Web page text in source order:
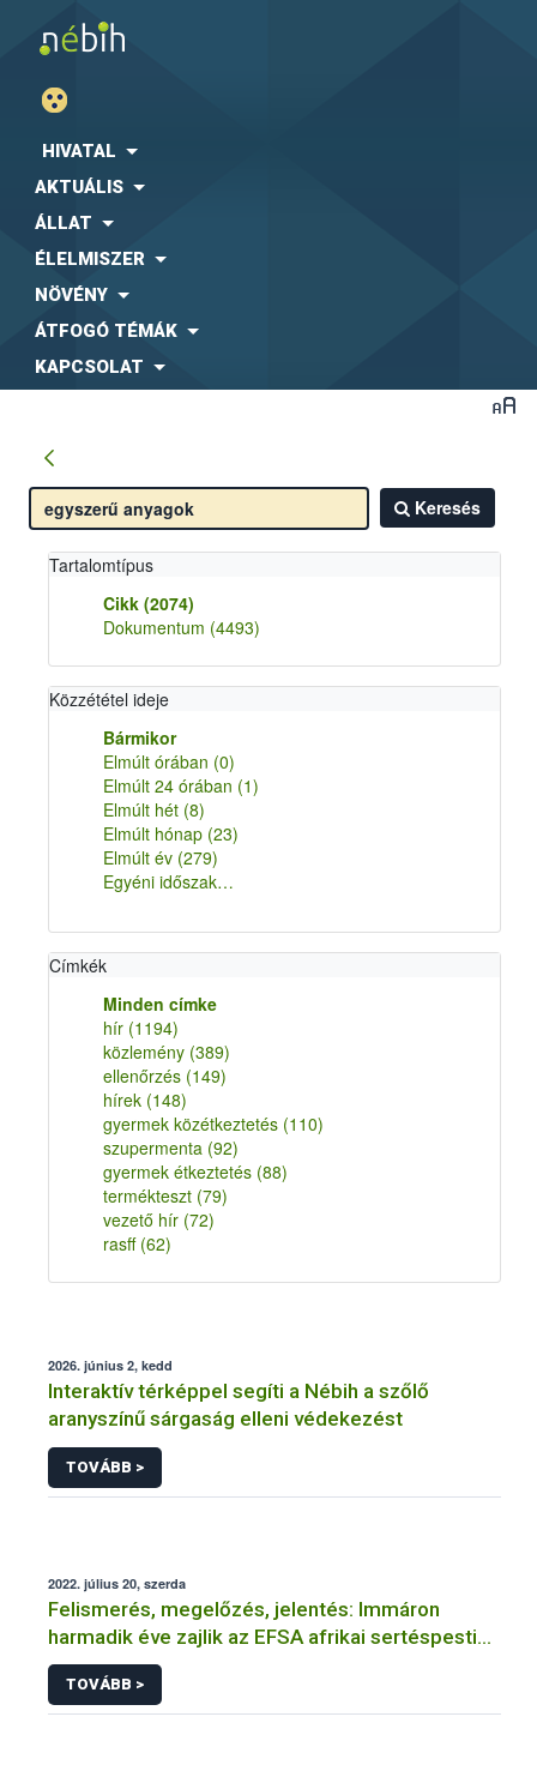
HIVATAL
AKTUÁLIS
ÁLLAT
ÉLELMISZER
NÖVÉNY
ÁTFOGÓ TÉMÁK
KAPCSOLAT
Keresés
Tartalomtípus
Cikk (2074)
Dokumentum (4493)
Közzététel ideje
Bármikor
Elmúlt órában (0)
Elmúlt 24 órában (1)
Elmúlt hét (8)
Elmúlt hónap (23)
Elmúlt év (279)
Egyéni időszak…
Címkék
Minden címke
hír (1194)
közlemény (389)
ellenőrzés (149)
hírek (148)
gyermek közétkeztetés (110)
szupermenta (92)
gyermek étkeztetés (88)
termékteszt (79)
vezető hír (72)
rasff (62)
2026. június 2, kedd
Interaktív térképpel segíti a Nébih a szőlő
aranyszínű sárgaság elleni védekezést
TOVÁBB >
2022. július 20, szerda
Felismerés, megelőzés, jelentés: Immáron
harmadik éve zajlik az EFSA afrikai sertéspestis
tájékoztató kampánya
TOVÁBB >